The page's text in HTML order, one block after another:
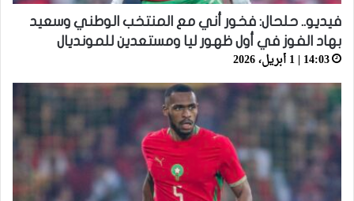
فيديو.. حلحال: فخور أني مع المنتخب الوطني وسعيد
بهاد الفوز في أول ظهور ليا ومستعدين للمونديال
14:03 | 1 أبريل، 2026